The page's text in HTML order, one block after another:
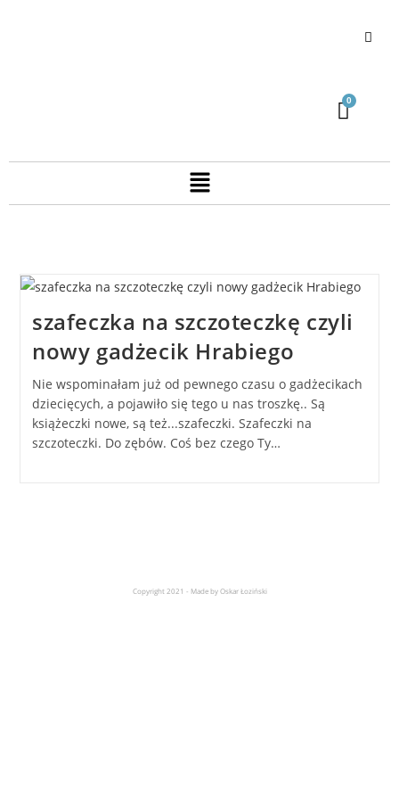
szafeczka na szczoteczkę czyli
nowy gadżecik Hrabiego
Nie wspominałam już od pewnego czasu o gadżecikach
dziecięcych, a pojawiło się tego u nas troszkę.. Są
książeczki nowe, są też...szafeczki. Szafeczki na
szczoteczki. Do zębów. Coś bez czego Ty…
Copyright 2021 - Made by Oskar Łoziński